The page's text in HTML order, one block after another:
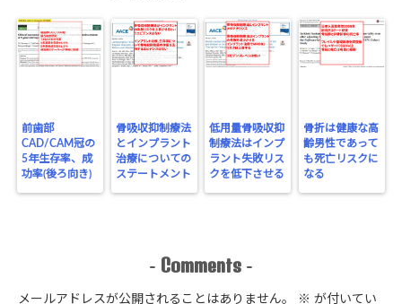
前歯部
CAD/CAM冠の
5年生存率、成
功率(後ろ向き)
骨吸収抑制療法
とインプラント
治療についての
ステートメント
低用量骨吸収抑
制療法はインプ
ラント失敗リス
クを低下させる
骨折は健康な高
齢男性であって
も死亡リスクに
なる
- Comments -
メールアドレスが公開されることはありません。 ※ が付いてい